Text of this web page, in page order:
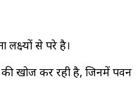
लक्ष्यों से परे है।
की खोज कर रही है, जिनमें पवन